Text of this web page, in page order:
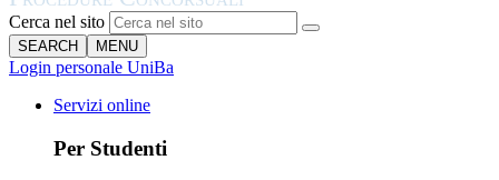
Cerca nel sito
SEARCH MENU
Login personale UniBa
Servizi online
Per Studenti